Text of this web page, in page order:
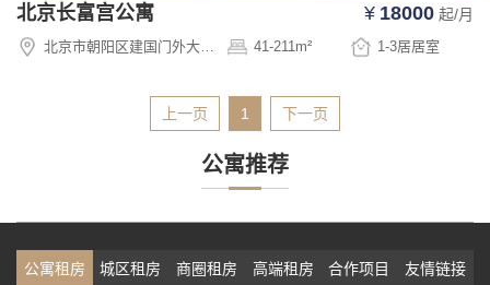
北京长富宫公寓 ¥ 18000 起/月
41-211 m² 1-3居居室
上一页 1 下一页
公寓推荐
公寓租房 城区租房 商圈租房 高端租房 合作项目 友情链接